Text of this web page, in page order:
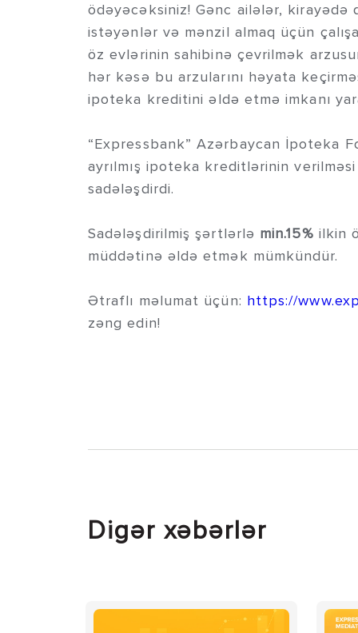
ödəyəcəksiniz! Gənc ailələr, kirayədə
istəyənlər və mənzil almaq üçün
öz evlərinin sahibinə çevrilmək
hər kəsə bu arzularını həyata
ipoteka kreditini əldə etmə imkanı
“Expressbank” Azərbaycan İpoteka
ayrılmış ipoteka kreditlərinin
sadələşdirdi.
Sadələşdirilmiş şərtlərlə min.15% ilkin
müddətinə əldə etmək mümkündür.
Ətraflı məlumat üçün: https://
zəng edin!
Digər xəbərlər